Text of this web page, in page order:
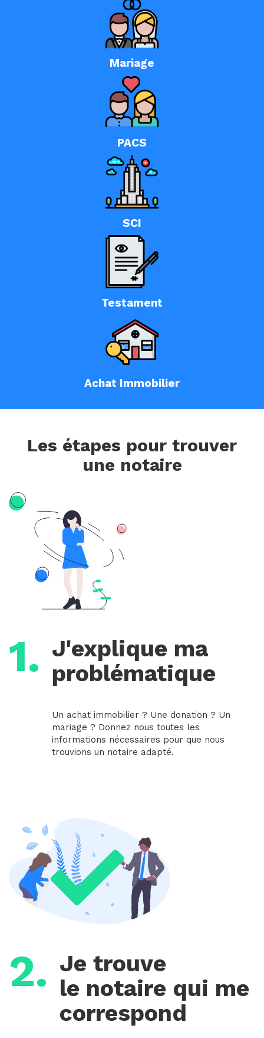
Mariage
PACS
SCI
Testament
Achat Immobilier
Les étapes pour trouver
une notaire
1. J'explique ma
problématique
Un achat immobilier ? Une donation ? Un
mariage ? Donnez nous toutes les
informations nécessaires pour que nous
trouvions un notaire adapté.
2. Je trouve
le notaire qui me
correspond